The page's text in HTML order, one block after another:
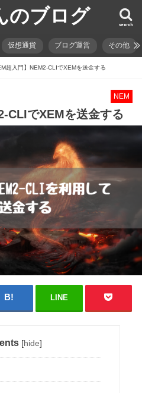
のブログ search
仮想通貨 ブログ運営 その他
超入門】NEM2-CLIでXEMを送金する
NEM
CLIでXEMを送金する
LINE
[hide]